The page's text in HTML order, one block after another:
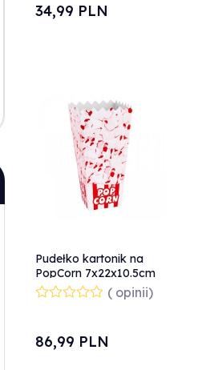
34,99 PLN
Pudełko kartonik na
PopCorn 7x22x10.5cm
DUŻY 1.7L 100szt.( opinii)
86,99 PLN